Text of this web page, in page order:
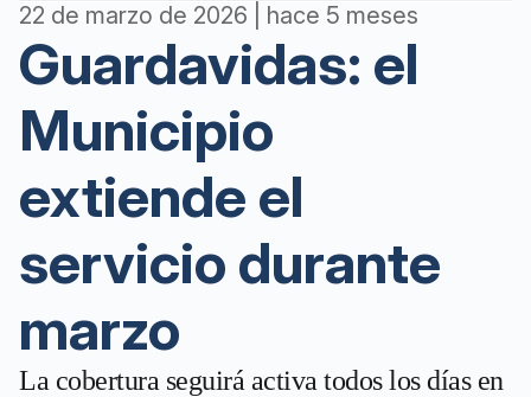
22 de marzo de 2026 | hace 5 meses
Guardavidas: el
Municipio
extiende el
servicio durante
marzo
La cobertura seguirá activa todos los días en